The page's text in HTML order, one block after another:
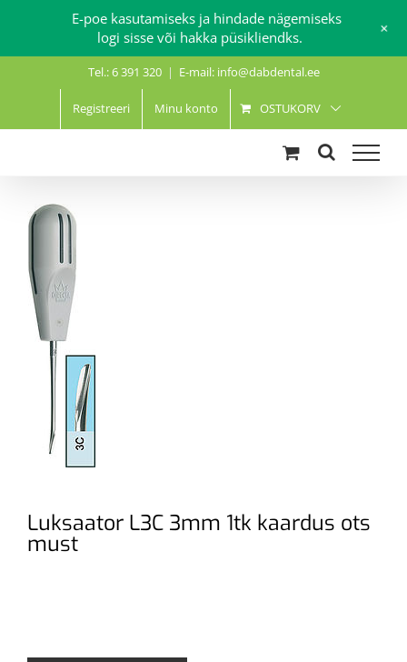
Tel.: 6 391 320 | E-mail: info@dabdental.ee
Registreeri Minu konto OSTUKORV
Luksaator L3C 3mm 1tk kaardus ots
must
E-poe kasutamiseks ja hindade nägemiseks
logi sisse või hakka püsikliendks.
+